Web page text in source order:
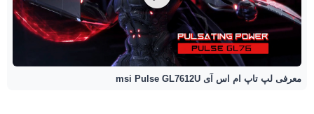
معرفی لپ تاپ ام اس آی msi Pulse GL7612U